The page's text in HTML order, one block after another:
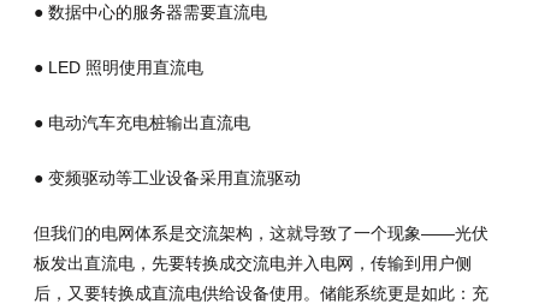
● 数据中心的服务器需要直流电
● LED 照明使用直流电
● 电动汽车充电桩输出直流电
● 变频驱动等工业设备采用直流驱动
但我们的电网体系是交流架构，这就导致了一个现象——光伏
板发出直流电，先要转换成交流电并入电网，传输到用户侧
后，又要转换成直流电供给设备使用。储能系统更是如此：充